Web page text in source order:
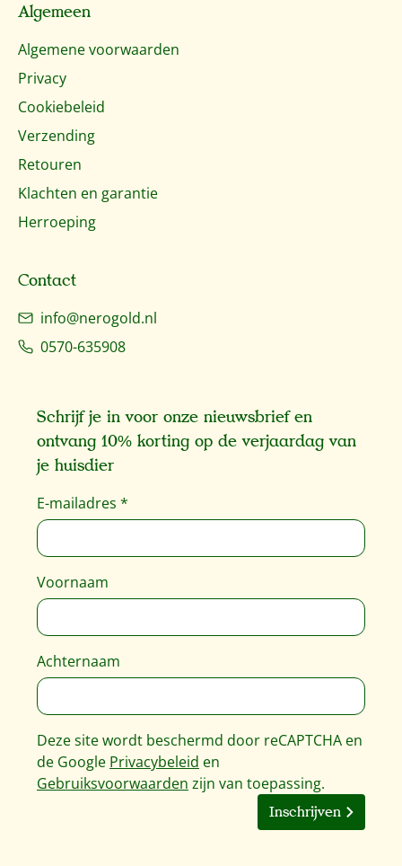
Algemeen
Algemene voorwaarden
Privacy
Cookiebeleid
Verzending
Retouren
Klachten en garantie
Herroeping
Contact
info@nerogold.nl
0570-635908
Schrijf je in voor onze nieuwsbrief en
ontvang 10% korting op de verjaardag van
je huisdier
E-mailadres *
Voornaam
Achternaam
Deze site wordt beschermd door reCAPTCHA en
de Google Privacybeleid en
Gebruiksvoorwaarden zijn van toepassing.
Inschrijven